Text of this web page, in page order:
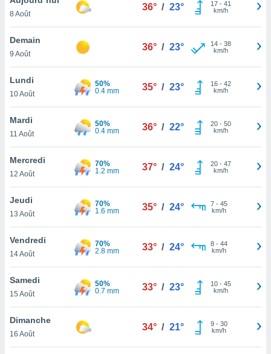
et
»,
au
vous
qu'ils
ou
le
ainsi
un
la
du
en
8 Août
36° / 23° 17- 41
km/h
Demain
9 Août
36° / 23° 14- 38
km/h
Lundi
10 Août
50%
0.4 mm
35° / 23° 16- 42
km/h
Mardi
11 Août
50%
0.4 mm
36° / 22° 20- 50
km/h
Mercredi
12 Août
70%
1.2 mm
37° / 24° 20- 47
km/h
Jeudi
13 Août
70%
1.6 mm
35° / 24° 7- 45
km/h
Vendredi
14 Août
70%
2.8 mm
33° / 24° 8- 44
km/h
Samedi
15 Août
50%
0.7 mm
33° / 23° 10- 45
km/h
Dimanche
16 Août
34° / 21° 9- 30
km/h